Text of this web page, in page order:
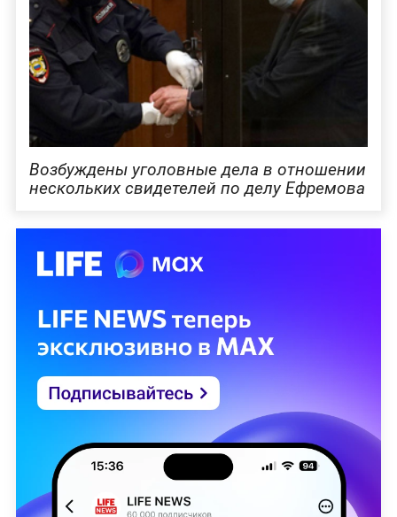
Возбуждены уголовные дела в отношении
нескольких свидетелей по делу Ефремова